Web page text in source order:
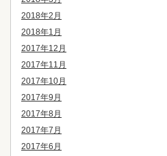
2018年2月
2018年1月
2017年12月
2017年11月
2017年10月
2017年9月
2017年8月
2017年7月
2017年6月